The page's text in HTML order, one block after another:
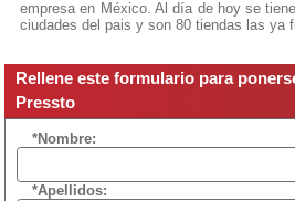
empresa en México. Al día de hoy se
ciudades del pais y son 80 tiendas las ya
Rellene este formulario para
Pressto
*Nombre:
*Apellidos: